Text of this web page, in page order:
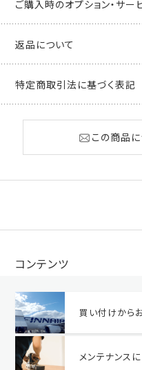
ご購入時のオプション・サー
返品について
特定商取引法に基づく表記
この商品
コンテンツ
買い付けから
メンテナンス